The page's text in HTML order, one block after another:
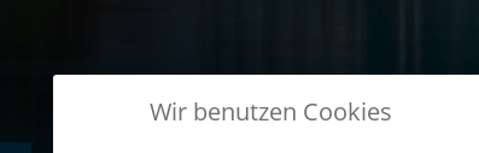
Wir benutzen Cookies